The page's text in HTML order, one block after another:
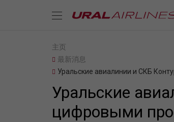
主页
最新消息
Уральские авиалинии и СКБ
Уральские
цифровыми